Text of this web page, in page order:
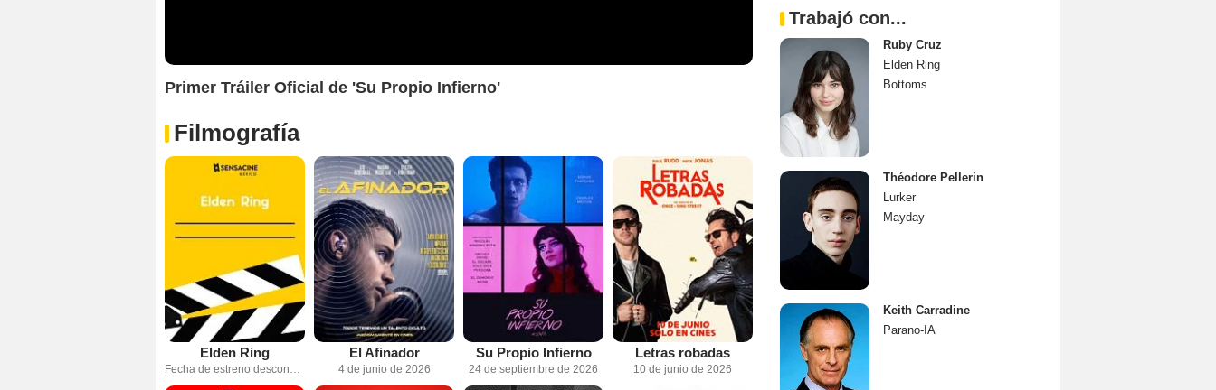
Primer Tráiler Oficial de 'Su Propio Infierno'
Filmografía
Elden Ring
Fecha de estreno desconocida
El Afinador
4 de junio de 2026
Su Propio Infierno
24 de septiembre de 2026
Letras robadas
10 de junio de 2026
Trabajó con...
Ruby Cruz
Elden Ring
Bottoms
Théodore Pellerin
Lurker
Mayday
Keith Carradine
Parano-IA